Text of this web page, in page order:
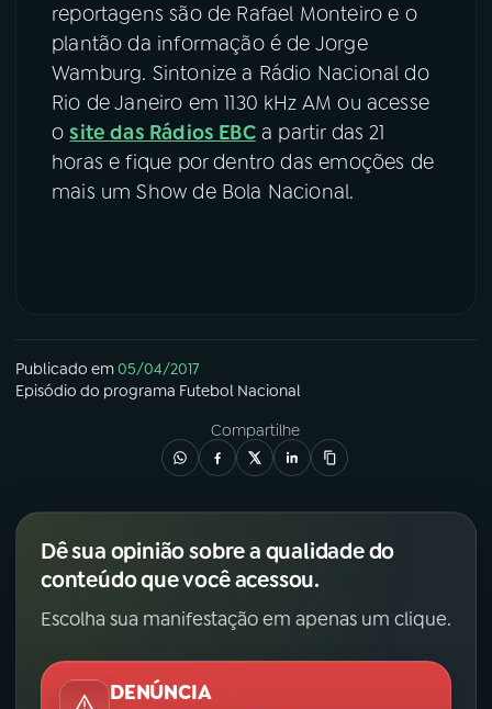
reportagens são de Rafael Monteiro e o
plantão da informação é de Jorge
Wamburg. Sintonize a Rádio Nacional do
Rio de Janeiro em 1130 kHz AM ou acesse
osite das Rádios EBCa partir das 21
horas e fique por dentro das emoções de
mais um Show de Bola Nacional.
Publicado em05/04/2017
Episódio do programa Futebol Nacional
Compartilhe
Dê sua opinião sobre a qualidade do
conteúdo que você acessou.
Escolha sua manifestação em apenas um clique.
DENÚNCIA